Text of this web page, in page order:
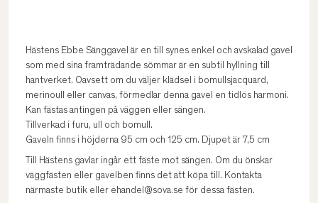
Hästens Ebbe Sänggavel är en till synes enkel och avskalad gavel
som med sina framträdande sömmar är en subtil hyllning till
hantverket. Oavsett om du väljer klädsel i bomullsjacquard,
merinoull eller canvas, förmedlar denna gavel en tidlös harmoni.
Kan fästas antingen på väggen eller sängen.
Tillverkad i furu, ull och bomull.
Gaveln finns i höjderna 95 cm och 125 cm. Djupet är 7,5 cm
Till Hästens gavlar ingår ett fäste mot sängen. Om du önskar
väggfästen eller gavelben finns det att köpa till. Kontakta
närmaste butik eller ehandel@sova.se för dessa fästen.